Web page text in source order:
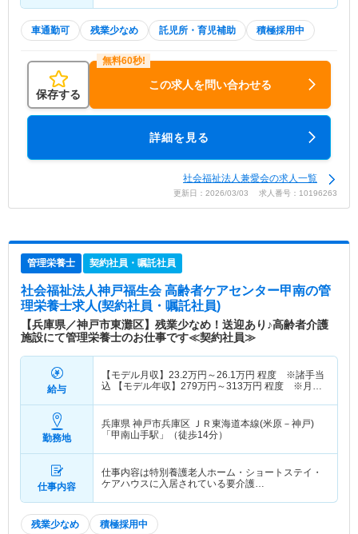
車通勤可 残業少なめ 託児所・育児補助 積極採用中
保存する
この求人を問い合わせる
詳細を見る
社会福祉法人兼愛会の求人一覧
更新日：2026/03/03 求人番号：10196263
管理栄養士 契約社員・嘱託社員
社会福祉法人神戸福生会 高齢者ケアセンター甲南の管
理栄養士求人(契約社員・嘱託社員)
【兵庫県／神戸市東灘区】残業少なめ！送迎あり♪高齢者介護
施設にて管理栄養士のお仕事です≪契約社員≫
給与
【モデル月収】 23.2万円～26.1万円 程度 ※諸手当
込 【モデル年収】 279万円～313万円 程度 ※月収
勤務地
兵庫県 神戸市兵庫区 ＪＲ東海道本線(米原－神戸)
「甲南山手駅」（徒歩14分）
仕事内容
仕事内容は特別養護老人ホーム・ショートステイ・
ケアハウスに入居されている要介護…
残業少なめ 積極採用中